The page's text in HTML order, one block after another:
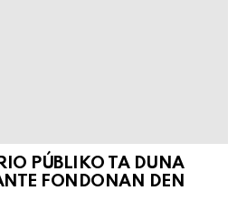
PÚBLIKO TA DUNA
FONDONAN DEN